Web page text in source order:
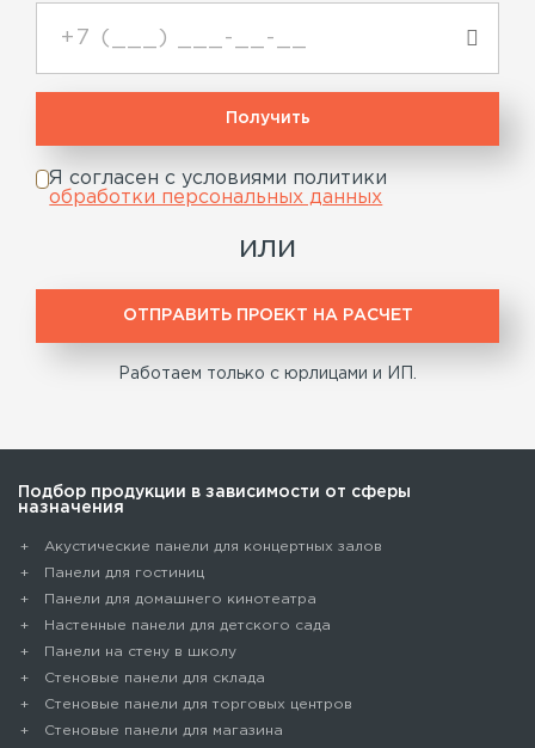
Я согласен с условиями политики
обработки персональных данных
или
ОТПРАВИТЬ ПРОЕКТ НА РАСЧЕТ
Работаем только с юрлицами и ИП.
Подбор продукции в зависимости от сферы
назначения
Акустические панели для концертных залов
Панели для гостиниц
Панели для домашнего кинотеатра
Настенные панели для детского сада
Панели на стену в школу
Стеновые панели для склада
Cтеновые панели для торговых центров
Стеновые панели для магазина